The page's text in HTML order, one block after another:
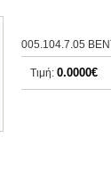
005.104.7.05
Τιμή: 0.0000€